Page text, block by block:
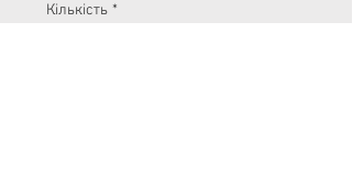
Кількість *